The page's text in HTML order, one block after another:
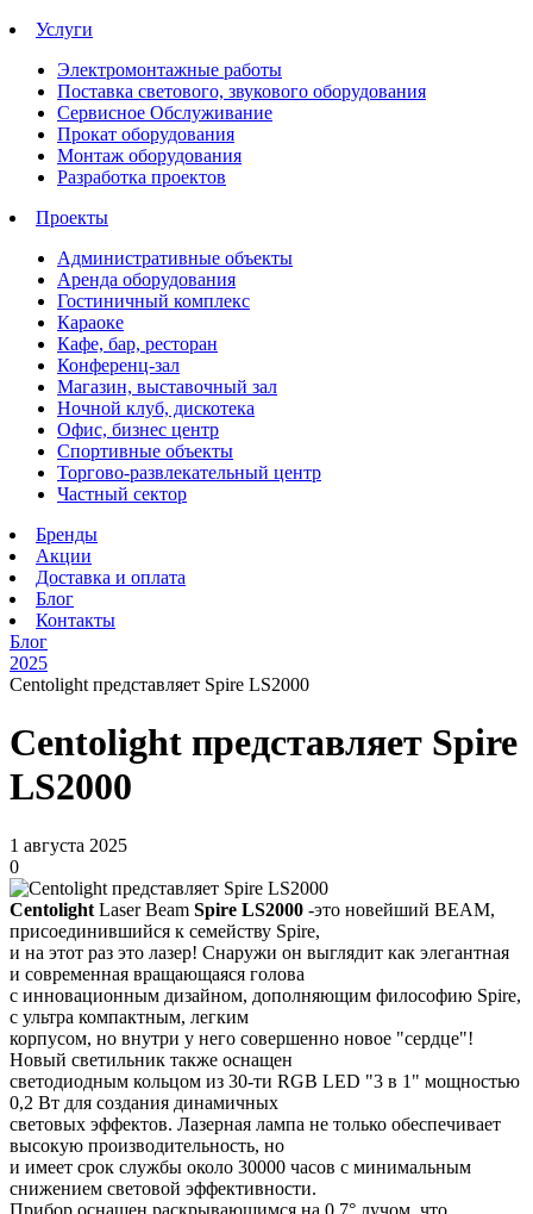
Услуги
Электромонтажные работы
Поставка светового, звукового оборудования
Сервисное Обслуживание
Прокат оборудования
Монтаж оборудования
Разработка проектов
Проекты
Административные объекты
Аренда оборудования
Гостиничный комплекс
Караоке
Кафе, бар, ресторан
Конференц-зал
Магазин, выставочный зал
Ночной клуб, дискотека
Офис, бизнес центр
Спортивные объекты
Торгово-развлекательный центр
Частный сектор
Бренды
Акции
Доставка и оплата
Блог
Контакты
Блог
2025
Centolight представляет Spire LS2000
Centolight представляет Spire
LS2000
1 августа 2025
0
Centolight Laser Beam Spire LS2000 -это новейший BEAM,
присоединившийся к семейству Spire,
и на этот раз это лазер! Снаружи он выглядит как элегантная
и современная вращающаяся голова
с инновационным дизайном, дополняющим философию Spire,
с ультра компактным, легким
корпусом, но внутри у него совершенно новое "сердце"!
Новый светильник также оснащен
светодиодным кольцом из 30-ти RGB LED "3 в 1" мощностью
0,2 Вт для создания динамичных
световых эффектов. Лазерная лампа не только обеспечивает
высокую производительность, но
и имеет срок службы около 30000 часов с минимальным
снижением световой эффективности.
Прибор оснащен раскрывающимся на 0,7° лучом, что